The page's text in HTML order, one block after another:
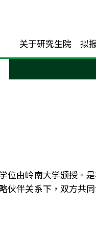
关于研究生院 拟
由岭南大学颁授。
伴关系下，双方共同